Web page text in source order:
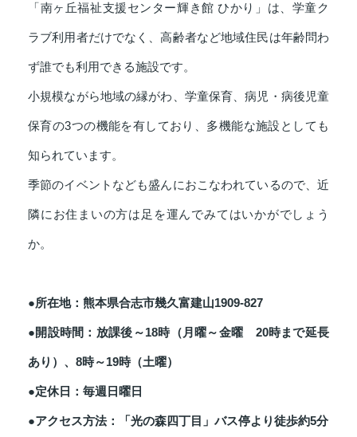
「南ヶ丘福祉支援センター輝き館 ひかり」は、学童ク
ラブ利用者だけでなく、高齢者など地域住民は年齢問わ
ず誰でも利用できる施設です。
小規模ながら地域の縁がわ、学童保育、病児・病後児童
保育の3つの機能を有しており、多機能な施設としても
知られています。
季節のイベントなども盛んにおこなわれているので、近
隣にお住まいの方は足を運んでみてはいかがでしょう
か。
●所在地：熊本県合志市幾久富建山1909-827
●開設時間：放課後～18時（月曜～金曜 20時まで延長
あり）、8時～19時（土曜）
●定休日：毎週日曜日
●アクセス方法：「光の森四丁目」バス停より徒歩約5分